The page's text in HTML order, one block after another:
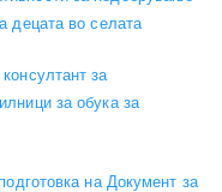
децата во селата
за
за обука за
на Документ за